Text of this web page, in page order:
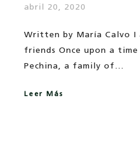
abril 20, 2020
Written by María Calvo
friends Once upon a
Pechina, a family of…
Leer Más